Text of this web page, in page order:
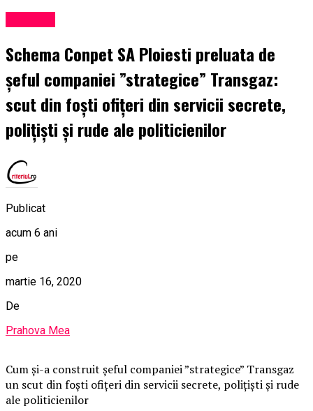
Schema Conpet SA Ploiesti preluata de
șeful companiei ”strategice” Transgaz:
scut din foști ofițeri din servicii secrete,
polițiști și rude ale politicienilor
Publicat
acum 6 ani
pe
martie 16, 2020
De
Prahova Mea
Cum și-a construit șeful companiei ”strategice” Transgaz
un scut din foști ofițeri din servicii secrete, polițiști și rude
ale politicienilor